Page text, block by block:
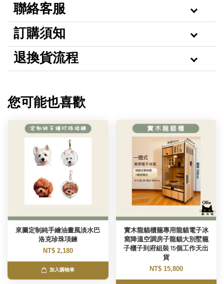
聯絡客服
訂購須知
退換貨流程
您可能也喜歡
來圖定制純手繪油畫風淡水巴
洛克珍珠項鍊
NT$ 2,180
加入購物車
實木龍貓櫃籠專用龍貓電子冰
窩降溫空調房子龍貓大別墅籠
子櫃子到府組裝 15個工作天出
貨
NT$ 15,800